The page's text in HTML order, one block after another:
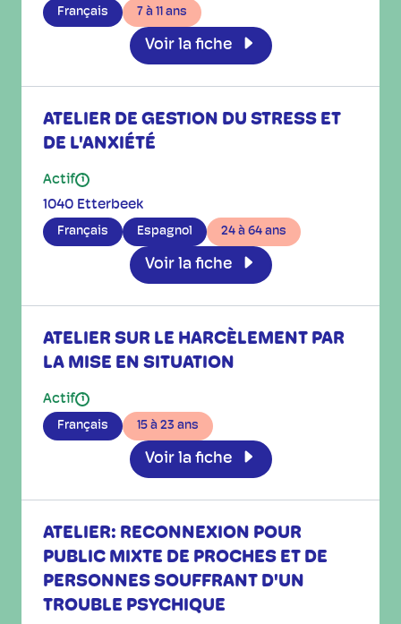
Français 7 à 11 ans
Voir la fiche
ATELIER DE GESTION DU STRESS ET
DE L'ANXIÉTÉ
Actif i
1040 Etterbeek
Français Espagnol 24 à 64 ans
Voir la fiche
ATELIER SUR LE HARCÈLEMENT PAR
LA MISE EN SITUATION
Actif i
Français 15 à 23 ans
Voir la fiche
ATELIER: RECONNEXION POUR
PUBLIC MIXTE DE PROCHES ET DE
PERSONNES SOUFFRANT D'UN
TROUBLE PSYCHIQUE